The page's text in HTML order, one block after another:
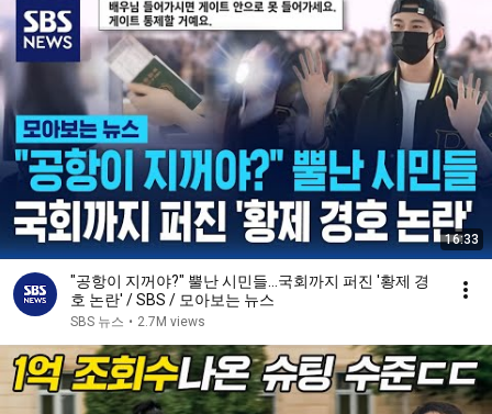
16:33
"공항이 지꺼야?" 뿔난 시민들…국회까지 퍼진 '황제 경
호 논란' / SBS / 모아보는 뉴스
SBS 뉴스 • 2.7M views